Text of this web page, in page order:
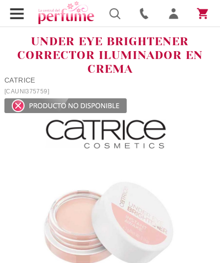
UNDER EYE BRIGHTENER
CORRECTOR ILUMINADOR EN
CREMA
CATRICE
[CAUNI375759]